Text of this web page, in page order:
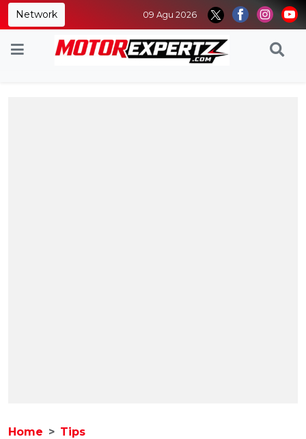
Network 09 Agu 2026
Home Tips